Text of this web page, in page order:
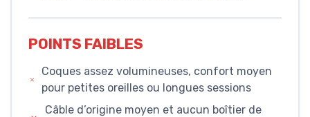
POINTS FAIBLES
Coques assez volumineuses, confort moyen
pour petites oreilles ou longues sessions
Câble d’origine moyen et aucun boîtier de